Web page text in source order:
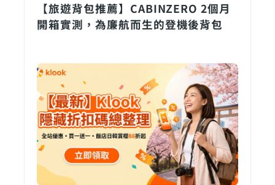
【旅遊背包推薦】CABINZERO 2個月
開箱實測，為廉航而生的登機後背包